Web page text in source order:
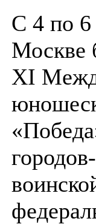
С 4 по 6
Москве
XI